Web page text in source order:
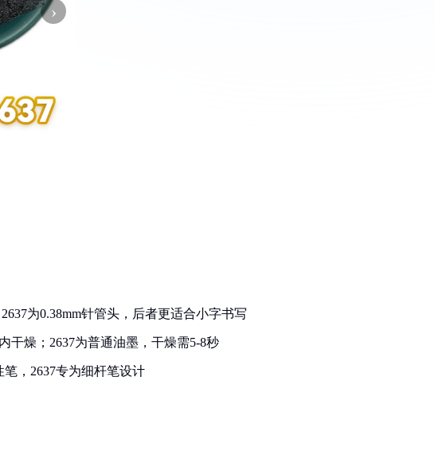
›
2637为0.38mm针管头，后者更适合小字书写
干燥；2637为普通油墨，干燥需5-8秒
，2637专为细杆笔设计